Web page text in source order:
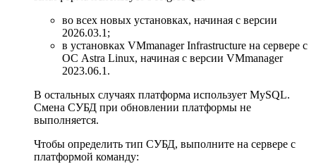
во всех новых установках, начиная с версии
2026.03.1;
в установках VMmanager Infrastructure на сервере с
ОС Astra Linux, начиная с версии VMmanager
2023.06.1.
В остальных случаях платформа использует MySQL.
Смена СУБД при обновлении платформы не
выполняется.
Чтобы определить тип СУБД, выполните на сервере с
платформой команду: